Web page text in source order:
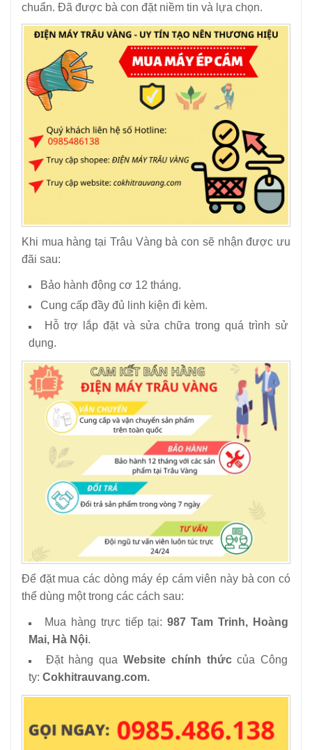
chuẩn. Đã được bà con đặt niềm tin và lựa chọn.
Khi mua hàng tại Trâu Vàng bà con sẽ nhận được ưu
đãi sau:
Bảo hành động cơ 12 tháng.
Cung cấp đầy đủ linh kiện đi kèm.
Hỗ trợ lắp đặt và sửa chữa trong quá trình sử
dụng.
Để đặt mua các dòng máy ép cám viên này bà con có
thể dùng một trong các cách sau:
Mua hàng trực tiếp tại:987 Tam Trinh, Hoàng
Mai, Hà Nội.
Đặt hàng quaWebsite chính thứccủa Công
ty: Cokhitrauvang.com.